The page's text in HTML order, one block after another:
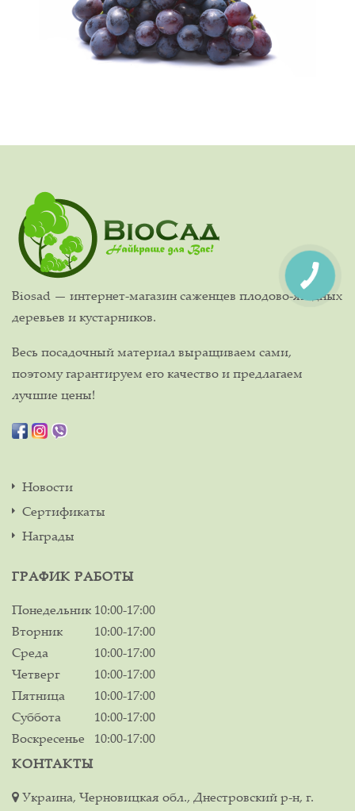
Biosad — интернет-магазин саженцев плодово-ягодных
деревьев и кустарников.
Весь посадочный материал выращиваем сами,
поэтому гарантируем его качество и предлагаем
лучшие цены!
Новости
Сертификаты
Награды
ГРАФИК РАБОТЫ
Понедельник 10:00-17:00
Вторник
10:00-17:00
Среда
10:00-17:00
Четверг
10:00-17:00
Пятница
10:00-17:00
Суббота
10:00-17:00
Воскресенье
10:00-17:00
КОНТАКТЫ
Украина, Черновицкая обл., Днестровский р-н, г.